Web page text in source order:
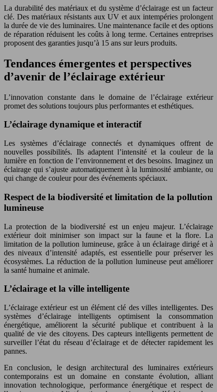
La durabilité des matériaux et du système d’éclairage est un facteur
clé. Des matériaux résistants aux UV et aux intempéries prolongent
la durée de vie des luminaires. Une maintenance facile et des options
de réparation réduisent les coûts à long terme. Certaines entreprises
proposent des garanties jusqu’à 15 ans sur leurs produits.
Tendances émergentes et perspectives
d’avenir de l’éclairage extérieur
L’innovation constante dans le domaine de l’éclairage extérieur
promet des solutions toujours plus performantes et esthétiques.
L’éclairage dynamique et interactif
Les systèmes d’éclairage connectés et dynamiques offrent de
nouvelles possibilités. Ils adaptent l’intensité et la couleur de la
lumière en fonction de l’environnement et des besoins. Imaginez un
éclairage qui s’ajuste automatiquement à la luminosité ambiante, ou
qui change de couleur pour des événements spéciaux.
Respect de la biodiversité et limitation de la pollution
lumineuse
La protection de la biodiversité est un enjeu majeur. L’éclairage
extérieur doit minimiser son impact sur la faune et la flore. La
limitation de la pollution lumineuse, grâce à un éclairage dirigé et à
des niveaux d’intensité adaptés, est essentielle pour préserver les
écosystèmes. La réduction de la pollution lumineuse peut améliorer
la santé humaine et animale.
L’éclairage et la ville intelligente
L’éclairage extérieur est un élément clé des villes intelligentes. Des
systèmes d’éclairage intelligents optimisent la consommation
énergétique, améliorent la sécurité publique et contribuent à la
qualité de vie des citoyens. Des capteurs intelligents permettent de
surveiller l’état du réseau d’éclairage et de détecter rapidement les
pannes.
En conclusion, le design architectural des luminaires extérieurs
contemporains est un domaine en constante évolution, alliant
innovation technologique, performance énergétique et respect de